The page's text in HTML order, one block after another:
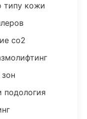
типу кожи
co2